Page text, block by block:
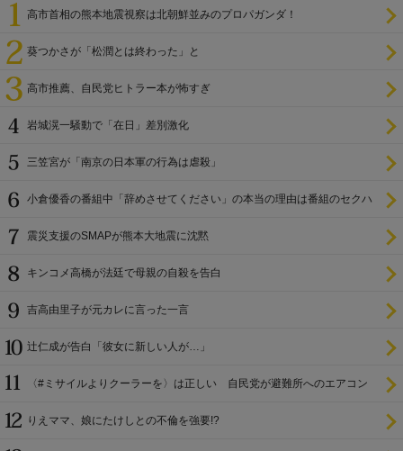
高市首相の熊本地震視察は北朝鮮並みのプロパガンダ！
葵つかさが「松潤とは終わった」と
高市推薦、自民党ヒトラー本が怖すぎ
岩城滉一騒動で「在日」差別激化
三笠宮が「南京の日本軍の行為は虐殺」
小倉優香の番組中「辞めさせてください」の本当の理由は番組のセクハ
震災支援のSMAPが熊本大地震に沈黙
キンコメ高橋が法廷で母親の自殺を告白
吉高由里子が元カレに言った一言
辻仁成が告白「彼女に新しい人が…」
〈#ミサイルよりクーラーを〉は正しい 自民党が避難所へのエアコン
りえママ、娘にたけしとの不倫を強要!?